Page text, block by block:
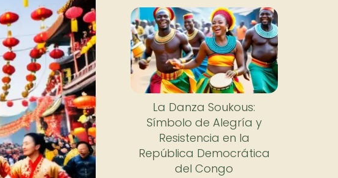
La Danza Soukous:
Símbolo de Alegría y
Resistencia en la
República Democrática
del Congo